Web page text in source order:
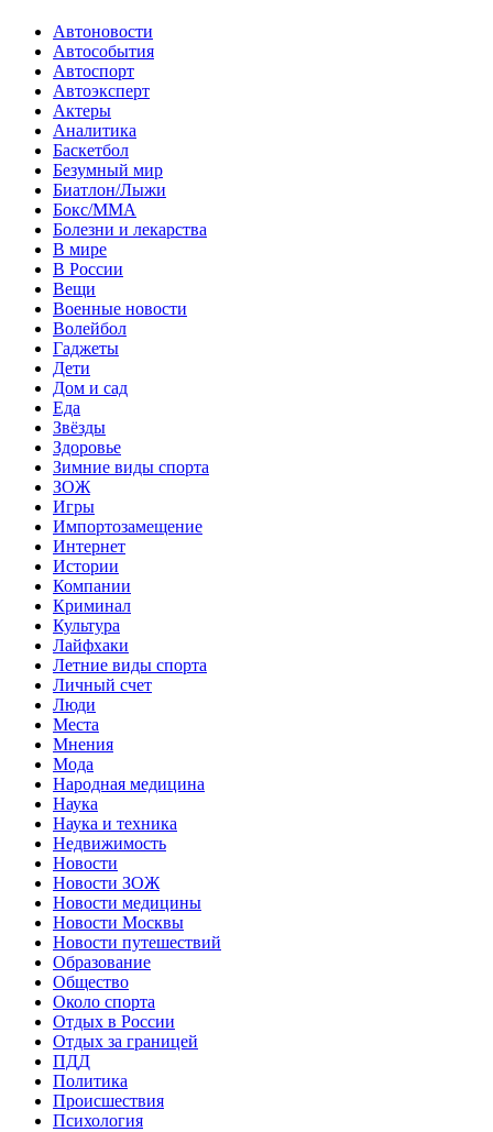
Автоновости
Автособытия
Автоспорт
Автоэксперт
Актеры
Аналитика
Баскетбол
Безумный мир
Биатлон/Лыжи
Бокс/MMA
Болезни и лекарства
В мире
В России
Вещи
Военные новости
Волейбол
Гаджеты
Дети
Дом и сад
Еда
Звёзды
Здоровье
Зимние виды спорта
ЗОЖ
Игры
Импортозамещение
Интернет
Истории
Компании
Криминал
Культура
Лайфхаки
Летние виды спорта
Личный счет
Люди
Места
Мнения
Мода
Народная медицина
Наука
Наука и техника
Недвижимость
Новости
Новости ЗОЖ
Новости медицины
Новости Москвы
Новости путешествий
Образование
Общество
Около спорта
Отдых в России
Отдых за границей
ПДД
Политика
Происшествия
Психология